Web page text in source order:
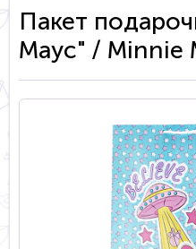
Пакет
Маус" / Minnie